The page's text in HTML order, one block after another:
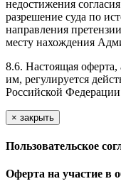
недостижения
разрешение суда по
направления
месту нахождения
8.6. Настоящая
им, регулируется
Российской
× закрыть
Пользовательское
Оферта на участие в